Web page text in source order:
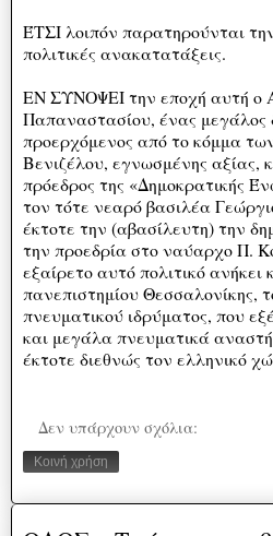
ΈΤΣΙ λοιπόν παρατηρούνται
πολιτικές ανακατατάξεις.
ΕΝ ΣΥΝΟΨΕΙ την εποχή αυτή ο
Παπαναστασίου, ένας μεγάλος
προερχόμενος από το κόμμα
Βενιζέλου, εγνωσμένης αξίας,
πρόεδρος της «Δημοκρατικής
τον τότε νεαρό βασιλέα
έκτοτε την (αβασίλευτη) την
την προεδρία στο ναύαρχο Π.
εξαίρετο αυτό πολιτικό ανήκει
πανεπιστημίου Θεσσαλονίκης,
πνευματικού ιδρύματος, που
και μεγάλα πνευματικά
έκτοτε διεθνώς τον ελληνικό
Δεν υπάρχουν σχόλια:
Κοινή χρήση